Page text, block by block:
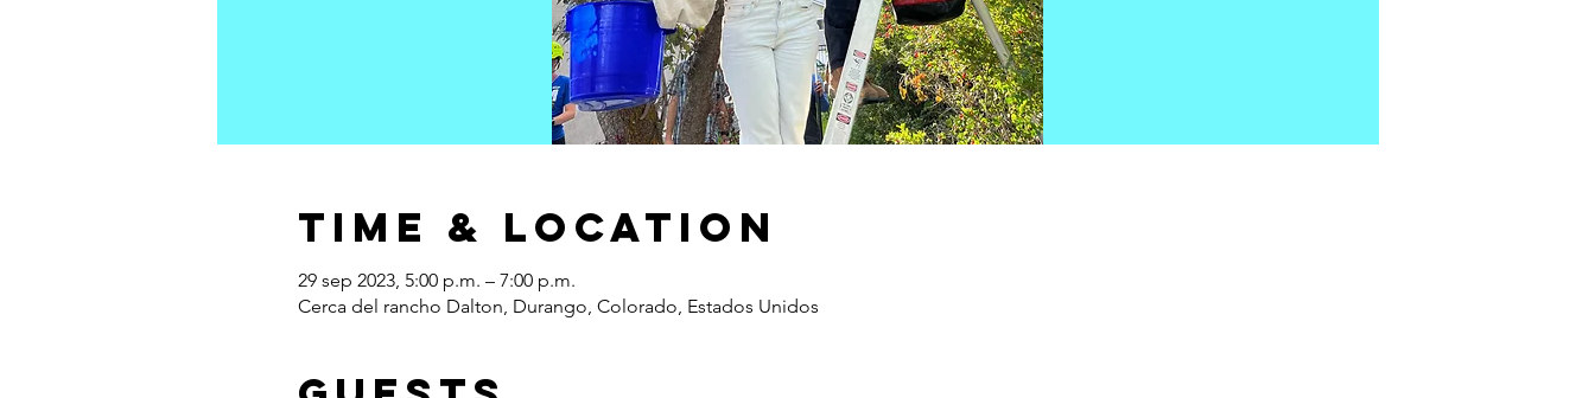
Time & Location
29 sep 2023, 5:00 p.m. – 7:00 p.m.
Cerca del rancho Dalton, Durango, Colorado, Estados Unidos